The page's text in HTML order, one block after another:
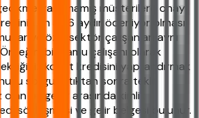
yaşamamış müşterilere onay
en az 6 aydır ödeniyor olması
ve özel sektör çalışanları aynı
bir kamu çalışanı olarak
konut kredisini yapılandırmak
sorgulattıktan sonra teklif
olan belgeler arasında kimlik
sözleşmesi ve gelir belgesi bulunur.